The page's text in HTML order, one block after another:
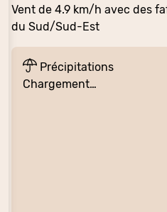
Vent de 4.9 km/h avec des
du Sud/Sud-Est
Précipitations
Chargement…